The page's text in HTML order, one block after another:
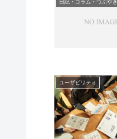
日記・コラム・つぶやき
ユーザビリティ